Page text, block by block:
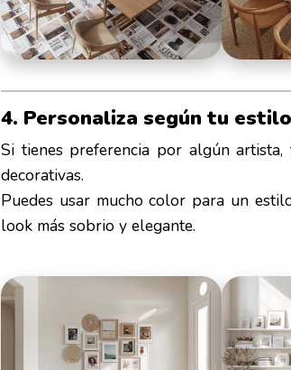
4. Personaliza según tu estilo
Si tienes preferencia por algún artista,
decorativas.
Puedes usar mucho color para un
look más sobrio y elegante.